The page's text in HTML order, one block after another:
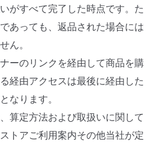
がすべて完了した時点です。た
あっても、返品された場合には
ん。
ーのリンクを経由して商品を購
経由アクセスは最後に経由した
なります。
算定方法および取扱いに関して
トアご利用案内その他当社が定